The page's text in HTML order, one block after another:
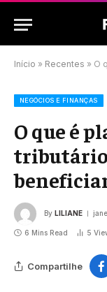
Início » Recentes » O
NEGÓCIOS E FINANÇAS
O que é
tributário
By LILIANE
6 Mins Read 5
Compartilhe